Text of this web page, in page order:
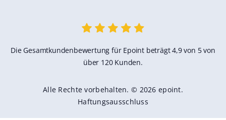
Die Gesamtkundenbewertung für Epoint beträgt 4,9 von 5 von
über 120 Kunden.
Alle Rechte vorbehalten. © 2026 epoint.
Haftungsausschluss